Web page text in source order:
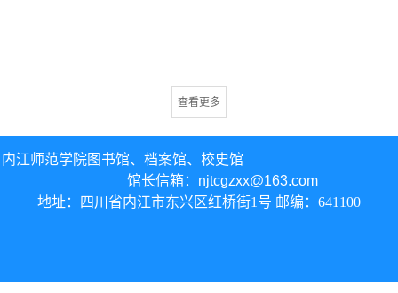
查看更多
内江师范学院图书馆、 档案馆、校史馆
馆长信箱： njtcgzxx@163.com
地址：四川省内江市东兴区红桥街1号 邮编：641100